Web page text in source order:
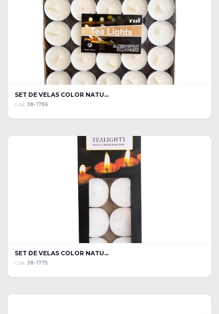
SET DE VELAS COLOR NATU...
Cód: 38-1786
SET DE VELAS COLOR NATU...
Cód: 38-1775